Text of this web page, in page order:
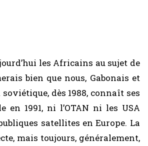
les Africains au sujet de
bien que nous, Gabonais et
dès 1988, connaît ses
1991, ni l’OTAN ni les USA
satellites en Europe. La
mais toujours, généralement,